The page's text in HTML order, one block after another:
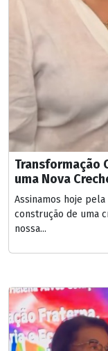
Transformação
uma Nova
Assinamos hoje
construção de uma
nossa...